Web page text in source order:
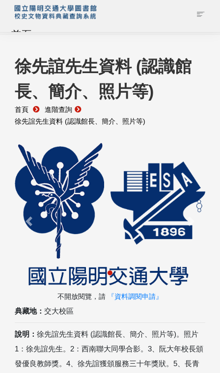
首頁
藏品查詢
校史館簡介
藏品清單全覽
資料調閱申請
管理者登入
徐先誼先生資料 (認識館
長、簡介、照片等)
首頁
進階查詢
徐先誼先生資料 (認識館長、簡介、照片等)
典藏地： 交大校區
說明： 徐先誼先生資料 (認識館長、簡介、照片等)。照片
1：徐先誼先生。2：西南聯大同學合影。3、阮大年校長頒
發優良教師獎。4、徐先誼獲頒服務三十年獎狀。5、長青
Previous Next
不開放閱覽，請 『資料調閱申請』